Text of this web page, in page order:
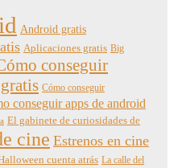
Android gratis
Aplicaciones gratis Big
conseguir
Cómo conseguir
conseguir apps de android
El gabinete de curiosidades de
cine Estrenos en cine
cuenta atrás La calle del